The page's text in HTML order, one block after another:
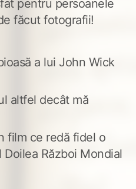
pentru persoanele
făcut fotografii!
a lui John Wick
altfel decât mă
film ce redă fidel o
Război Mondial